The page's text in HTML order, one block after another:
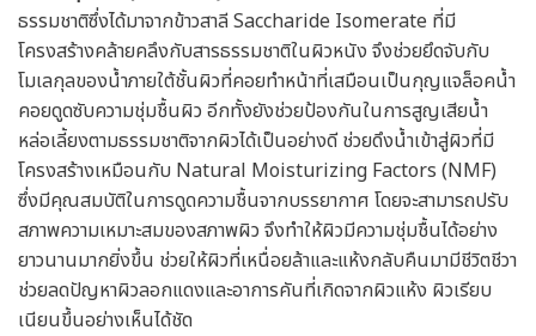
ธรรมชาติซึ่งได้มาจากข้าวสาลี Saccharide Isomerate ที่มี
โครงสร้างคล้ายคลึงกับสารธรรมชาติในผิวหนัง จึงช่วยยึดจับกับ
โมเลกุลของน้ำภายใต้ชั้นผิวที่คอยทำหน้าที่เสมือนเป็นกุญแจล็อคน้ำ
คอยดูดซับความชุ่มชื้นผิว อีกทั้งยังช่วยป้องกันในการสูญเสียน้ำ
หล่อเลี้ยงตามธรรมชาติจากผิวได้เป็นอย่างดี ช่วยดึงน้ำเข้าสู่ผิวที่มี
โครงสร้างเหมือนกับ Natural Moisturizing Factors (NMF)
ซึ่งมีคุณสมบัติในการดูดความชื้นจากบรรยากาศ โดยจะสามารถปรับ
สภาพความเหมาะสมของสภาพผิว จึงทำให้ผิวมีความชุ่มชื้นได้อย่าง
ยาวนานมากยิ่งขึ้น ช่วยให้ผิวที่เหนื่อยล้าและแห้งกลับคืนมามีชีวิตชีวา
ช่วยลดปัญหาผิวลอกแดงและอาการคันที่เกิดจากผิวแห้ง ผิวเรียบ
เนียนขึ้นอย่างเห็นได้ชัด